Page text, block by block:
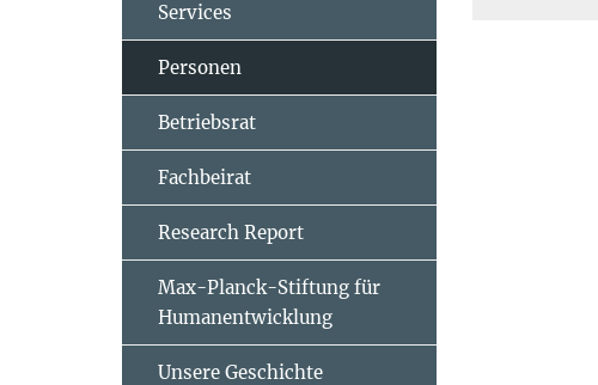
Services
Personen
Betriebsrat
Fachbeirat
Research Report
Max-Planck-Stiftung für
Humanentwicklung
Unsere Geschichte